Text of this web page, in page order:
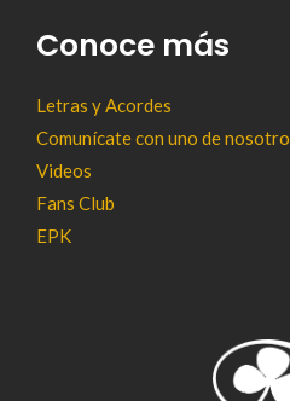
Conoce más
Letras y Acordes
Comunícate con uno de
Videos
Fans Club
EPK